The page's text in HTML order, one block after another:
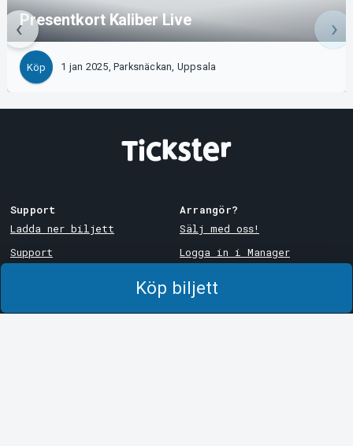
Köp biljett
Presentkort Kaliber Live
Köp 1 jan 2025, Parksnäckan, Uppsala
Support
Ladda ner biljett
Support
Arrangör?
Sälj med oss!
Logga in i Manager